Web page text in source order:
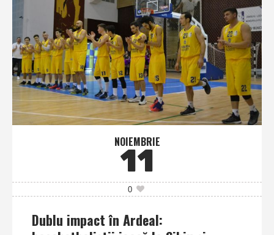
NOIEMBRIE
11
0
Dublu impact în Ardeal: